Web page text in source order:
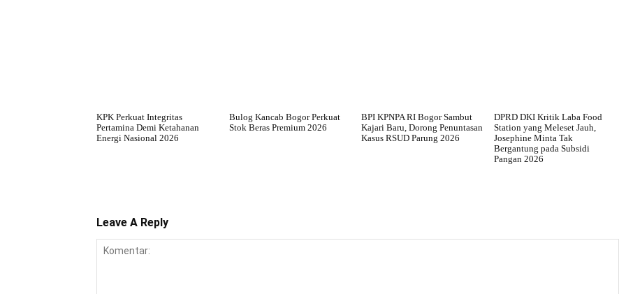
KPK Perkuat Integritas
Pertamina Demi Ketahanan
Energi Nasional 2026
Bulog Kancab Bogor Perkuat
Stok Beras Premium 2026
BPI KPNPA RI Bogor Sambut
Kajari Baru, Dorong Penuntasan
Kasus RSUD Parung 2026
DPRD DKI Kritik Laba Food
Station yang Meleset Jauh,
Josephine Minta Tak
Bergantung pada Subsidi
Pangan 2026
Leave A Reply